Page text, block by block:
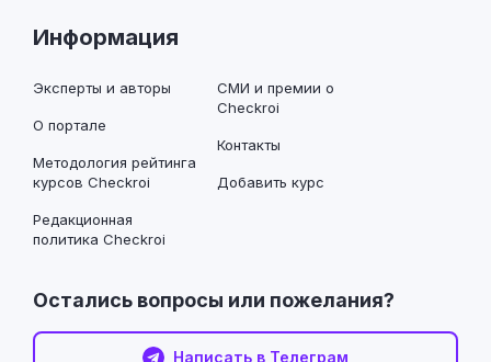
Информация
Эксперты и авторы
О портале
Методология рейтинга
курсов Checkroi
Редакционная
политика Checkroi
СМИ и премии о
Checkroi
Контакты
Добавить курс
Остались вопросы или пожелания?
Написать в Телеграм